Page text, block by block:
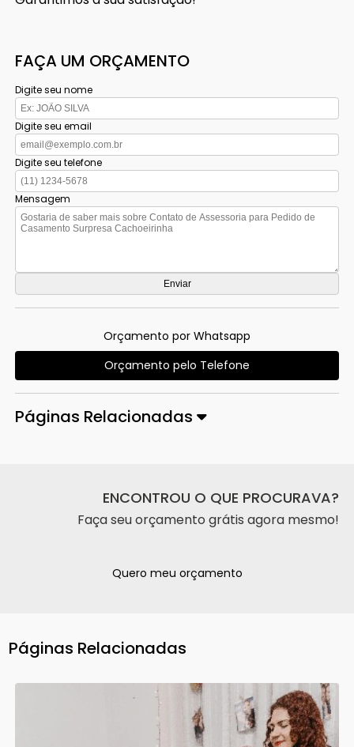
FAÇA UM ORÇAMENTO
Digite seu nome
Digite seu email
Digite seu telefone
Mensagem
Orçamento por Whatsapp
Orçamento pelo Telefone
Páginas Relacionadas
ENCONTROU O QUE PROCURAVA?
Faça seu orçamento grátis agora mesmo!
Quero meu orçamento
Páginas Relacionadas